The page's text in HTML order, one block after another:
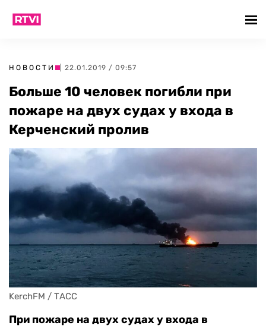
НОВОСТИ | 22.01.2019 / 09:57
Больше 10 человек погибли при
пожаре на двух судах у входа в
Керченский пролив
KerchFM / ТАСС
При пожаре на двух судах у входа в